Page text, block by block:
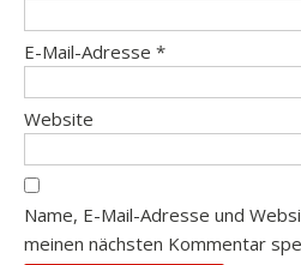
E-Mail-Adresse *
Website
Name, E-Mail-Adresse und
meinen nächsten Kommentar